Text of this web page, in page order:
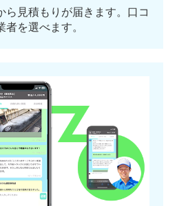
ら見積もりが届きます。口コ
者を選べます。